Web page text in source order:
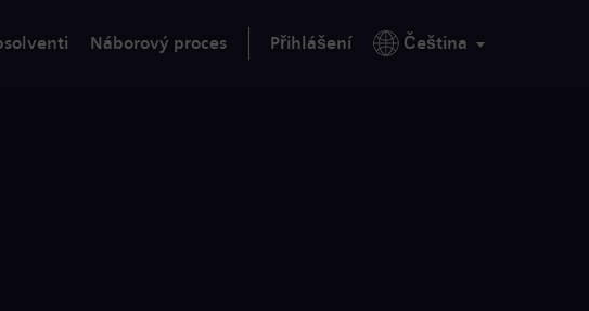
Náborový proces Přihlášení Čeština